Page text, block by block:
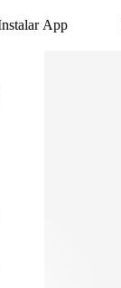
App